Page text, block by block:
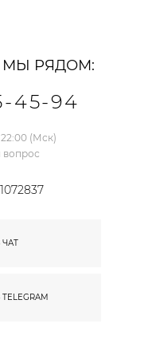
РЯДОМ:
45-94
(Мск)
вопрос
ЧАТ
TELEGRAM